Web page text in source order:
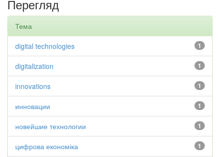
Перегляд
Тема
1
digital technologies
1
digitalization
1
innovations
1
инновации
1
новейшие технологии
1
цифрова економіка